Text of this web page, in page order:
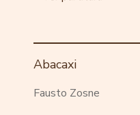
Abacaxi
Fausto Zosne